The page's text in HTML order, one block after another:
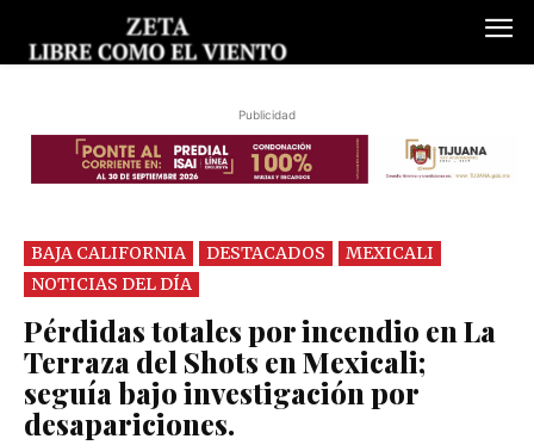
Publicidad
BAJA CALIFORNIA DESTACADOS
MEXICALI
NOTICIAS DEL DÍA
Pérdidas totales por incendio en La
Terraza del Shots en Mexicali;
seguía bajo investigación por
desapariciones.